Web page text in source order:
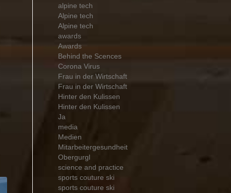
alpine tech
Alpine tech
Alpine tech
awards
Awards
Behind the Scences
Corona Virus
Frau in der Wirtschaft
Frau in der Wirtschaft
Hinter den Kulissen
Hinter den Kulissen
Ja
media
Medien
Mitarbeitergesundheit
Obergurgl
science and practice
sports couture ski
sports couture ski